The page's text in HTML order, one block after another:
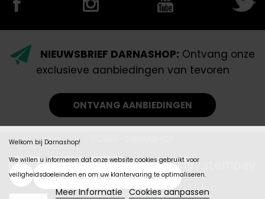
Welkom bij Darnashop!
We willen u informeren dat onze website cookies gebruikt voor
veiligheidsdoeleinden en om uw klantervaring te optimaliseren.
Meer Informatie Cookies aanpassen
NIEUWSBRIEF DARNASHOP: Ontvang onze
exclusieve aanbiedingen van tevoren
ONTVANG AANBIEDINGEN